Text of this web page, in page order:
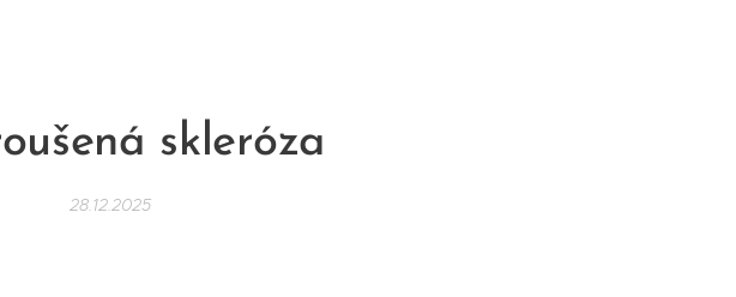
skleróza
28.12.2025